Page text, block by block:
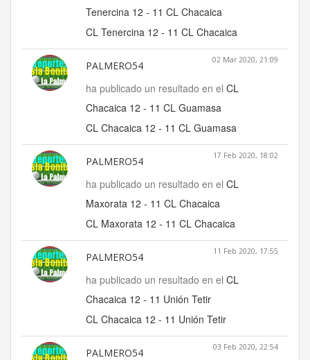
Tenercina 12 - 11 CL Chacaica
CL Tenercina 12 - 11 CL Chacaica
PALMERO54 02 Mar 2020, 21:09
ha publicado un resultado en el CL
Chacaica 12 - 11 CL Guamasa
CL Chacaica 12 - 11 CL Guamasa
PALMERO54 17 Feb 2020, 18:02
ha publicado un resultado en el CL
Maxorata 12 - 11 CL Chacaica
CL Maxorata 12 - 11 CL Chacaica
PALMERO54 11 Feb 2020, 17:55
ha publicado un resultado en el CL
Chacaica 12 - 11 Unión Tetir
CL Chacaica 12 - 11 Unión Tetir
PALMERO54 03 Feb 2020, 22:54